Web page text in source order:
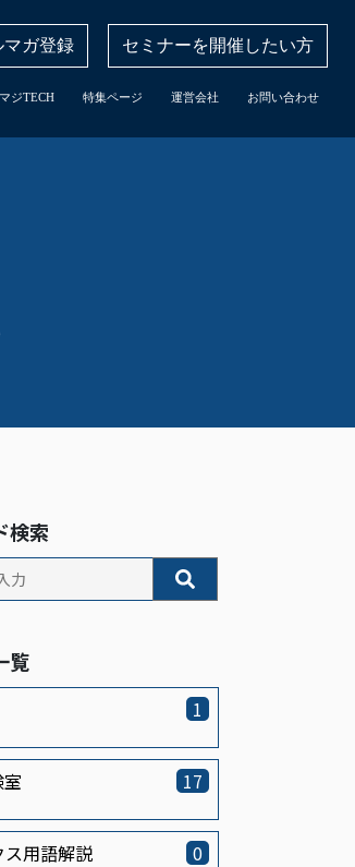
マジTECH 特集ページ 運営会社 お問い合わせ
マガ登録 セミナーを開催したい方
検索
覧
1
17
ス用語解説 0